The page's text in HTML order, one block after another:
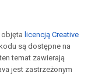
licencją Creative
są dostępne na
temat zawierają
jest zastrzeżonym